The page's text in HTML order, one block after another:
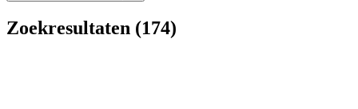
Zoekresultaten (174)